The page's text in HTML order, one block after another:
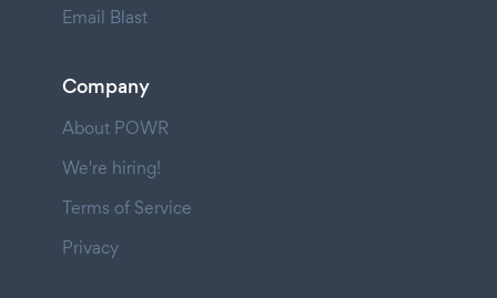
Email Blast
Company
About POWR
We're hiring!
Terms of Service
Privacy